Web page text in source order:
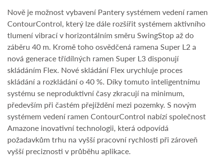
Nově je možnost vybavení Pantery systémem vedení ramen
ContourControl, který lze dále rozšířit systémem aktivního
tlumení vibrací v horizontálním směru SwingStop až do
záběru 40 m. Kromě toho osvědčená ramena Super L2 a
nová generace třídílných ramen Super L3 disponují
skládáním Flex. Nové skládání Flex urychluje proces
skládání a rozkládání o 40 %. Díky tomuto inteligentnímu
systému se neproduktivní časy zkracují na minimum,
především při častém přejíždění mezi pozemky. S novým
systémem vedení ramen ContourControl nabízí společnost
Amazone inovativní technologii, která odpovídá
požadavkům trhu na vyšší pracovní rychlosti při zároveň
vyšší preciznosti v průběhu aplikace.